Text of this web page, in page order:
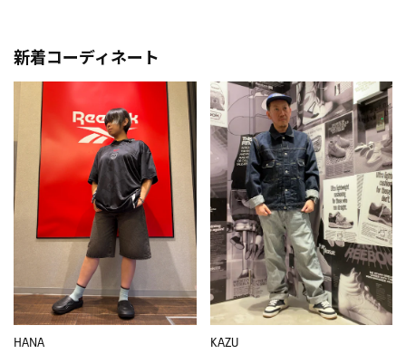
新着コーディネート
HANA KAZU